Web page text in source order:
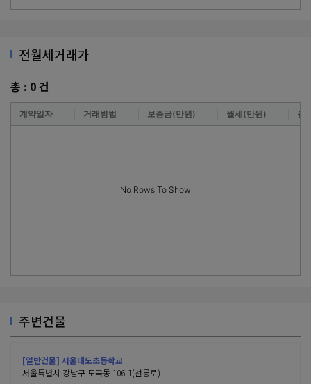
전월세거래가
총 : 0건
계약일자 거래방법 보증금(만원) 월세(만원) 층
No Rows To Show
주변건물
[일반건물] 서울대도초등학교
서울특별시 강남구 도곡동 106-1(선릉로)